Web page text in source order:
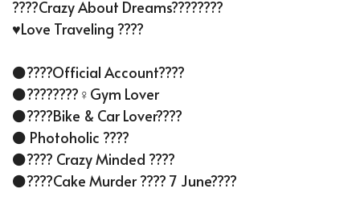
????Crazy About Dreams????????
♥️Love Traveling ????
⚫????Official Account????
⚫????????‍♀️Gym Lover
⚫????Bike & Car Lover????
⚫ Photoholic ????
⚫???? Crazy Minded ????
⚫????Cake Murder ???? 7 June????